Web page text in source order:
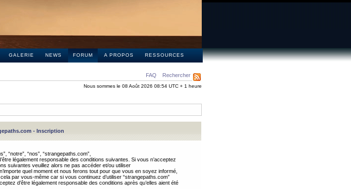
GALERIE NEWS FORUM A PROPOS RESSOURCES
FAQ Rechercher
Nous sommes le 08 Août 2026 08:54 UTC + 1 heure
- Inscription
“notre”, “nos”, “strangepaths.com”,
légalement responsable des conditions suivantes. Si vous n’acceptez
suivantes veuillez alors ne pas accéder et/ou utiliser
quel moment et nous ferons tout pour que vous en soyez informé,
par vous-même car si vous continuez d’utiliser “strangepaths.com”
d’être légalement responsable des conditions après qu’elles aient été